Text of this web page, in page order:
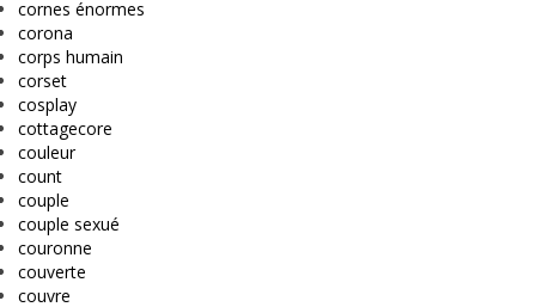
cornes énormes
corona
corps humain
corset
cosplay
cottagecore
couleur
count
couple
couple sexué
couronne
couverte
couvre